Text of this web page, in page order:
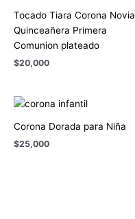
Tocado Tiara Corona Novia
Quinceañera Primera
Comunion plateado
$20,000
Corona Dorada para Niña
$25,000